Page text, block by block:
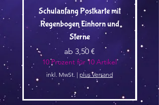
Schulanfang Postkarte mit
Regenbogen Einhorn und
Sterne
ab 3,50 €
Sale-Preis
10 Prozent für 10 Artikel
inkl. MwSt. | plus Versand